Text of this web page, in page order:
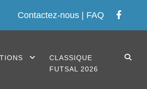
Contactez-nous FAQ
CLASSIQUE
FUTSAL 2026